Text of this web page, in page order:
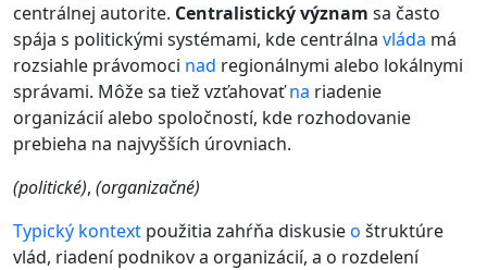
centrálnej autorite. Centralistický význam sa často
spája s politickými systémami, kde centrálna vláda má
rozsiahle právomoci nad regionálnymi alebo lokálnymi
správami. Môže sa tiež vzťahovaťna riadenie
organizácií alebo spoločností, kde rozhodovanie
prebieha na najvyšších úrovniach.
(politické), (organizačné)
Typický kontext použitia zahŕňa diskusieo štruktúre
vlád, riadení podnikov a organizácií, a o rozdelení